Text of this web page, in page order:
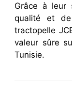
Grâce à leur
qualité et
tractopelle
valeur sûre
Tunisie.